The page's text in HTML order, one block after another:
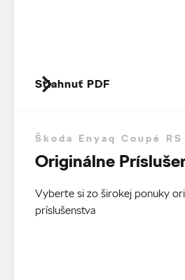
Stiahnuť PDF
Škoda Enyaq Coupé RS
Originálne
Vyberte si zo širokej ponuky
príslušenstva